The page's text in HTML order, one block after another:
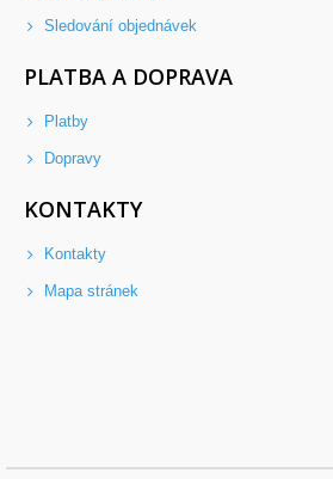
Sledování objednávek
PLATBA A DOPRAVA
Platby
Dopravy
KONTAKTY
Kontakty
Mapa stránek